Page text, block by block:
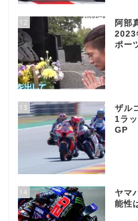
12
阿部
2023
ポー
13
ザル
1ラ
GP
14
ヤマ
能性